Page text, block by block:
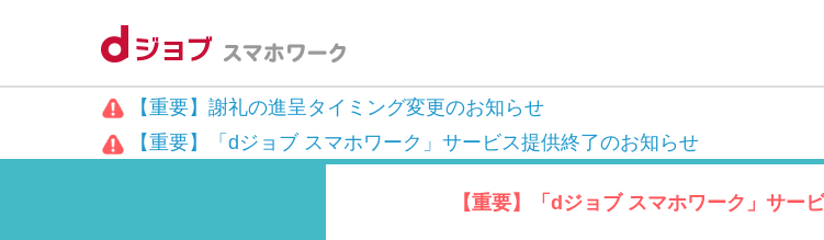
【重要】謝礼の進呈タイミング変更のお知らせ
【重要】「dジョブ スマホワーク」サービス提供終了のお知らせ
【重要】「dジョブ スマホワーク」サー